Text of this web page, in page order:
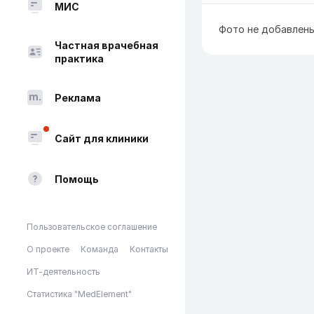
МИС
Частная врачебная
практика
Реклама
Сайт для клиники
Помощь
Пользовательское соглашение
О проекте Команда Контакты
ИТ-деятельность
Статистика "MedElement"
Фото не